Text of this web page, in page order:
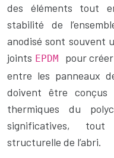
des éléments tout
stabilité de
anodisé sont souvent
joints EPDM pour
entre les panneaux
doivent être conçus
thermiques du
significatives,
structurelle de l’abri.